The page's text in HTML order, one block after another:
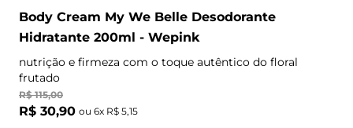
Body Cream My We Belle Desodorante
Hidratante 200ml - Wepink
nutrição e firmeza com o toque autêntico do floral
frutado
R$ 115,00
R$ 30,90 ou 6x R$ 5,15